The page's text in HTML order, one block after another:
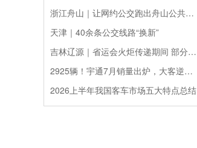
浙江舟山｜让网约公交跑出舟山公共服务的“金名片”
天津｜40余条公交线路“换新”
吉林辽源｜省运会火炬传递期间 部分公交线路临时调整
2925辆！宇通7月销量出炉，大客逆势走强筑牢基本盘
2026上半年我国客车市场五大特点总结